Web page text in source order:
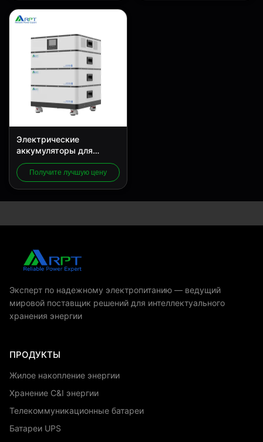
Электрические
аккумуляторы для
инвалидных колясок
мощностью 30 Ач
мощностью 512 Втч
Получите лучшую цену
Эксперт по надежному электропитанию — ведущий
мировой поставщик решений для интеллектуального
хранения энергии
ПРОДУКТЫ
Жилое накопление энергии
Хранение C&I энергии
Телекоммуникационные батареи
Батареи UPS